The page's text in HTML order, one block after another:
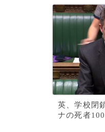
英、学校閉
ナの死者